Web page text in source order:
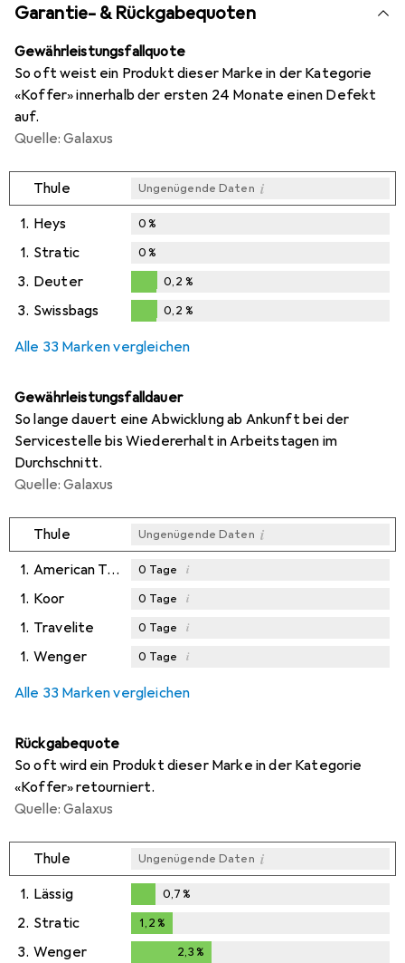
Garantie- & Rückgabequoten
Gewährleistungsfallquote
So oft weist ein Produkt dieser Marke in der Kategorie
«Koffer» innerhalb der ersten 24 Monate einen Defekt
auf.
Quelle: Galaxus
Thule Ungenügende Daten i
1. Heys 0%
1. Stratic 0%
3. Deuter
0,2%
0,2 %
3. Swissbags 0,2 %
Alle 33 Marken vergleichen
Gewährleistungsfalldauer
So lange dauert eine Abwicklung ab Ankunft bei der
Servicestelle bis Wiedererhalt in Arbeitstagen im
Durchschnitt.
Quelle: Galaxus
Thule Ungenügende Daten i
1. American Tourister 0 Tage i
1. Koor 0 Tage i
1. Travelite 0 Tage i
1. Wenger 0 Tage i
Alle 33 Marken vergleichen
Rückgabequote
So oft wird ein Produkt dieser Marke in der Kategorie
«Koffer» retourniert.
Quelle: Galaxus
Thule Ungenügende Daten i
1. Lässig
0,7%
0,7%
2. Stratic 1,2 %
3. Wenger 2,3 %